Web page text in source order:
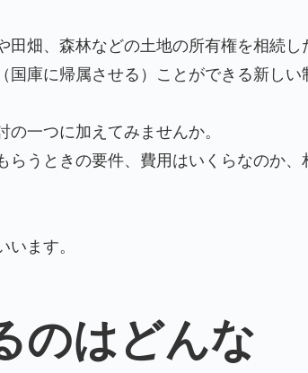
田畑、森林などの土地の所有権を相続し
庫に帰属させる）ことができる新しい
一つに加えてみませんか。
うときの要件、費用はいくらなのか、
ます。
のはどんな